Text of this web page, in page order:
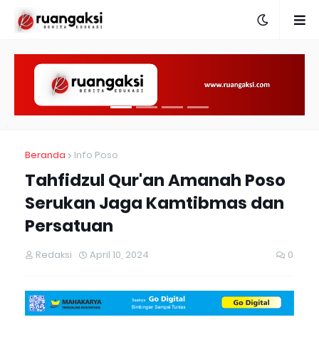
Beranda Info Poso
Tahfidzul Qur'an Amanah Poso
Serukan Jaga Kamtibmas dan
Persatuan
Redaksi April 10, 2024 0